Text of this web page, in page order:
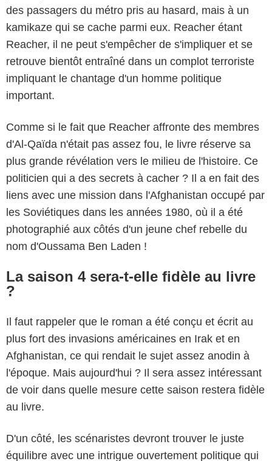
des passagers du métro pris au hasard, mais à un
kamikaze qui se cache parmi eux. Reacher étant
Reacher, il ne peut s'empêcher de s'impliquer et se
retrouve bientôt entraîné dans un complot terroriste
impliquant le chantage d'un homme politique
important.
Comme si le fait que Reacher affronte des membres
d'Al-Qaïda n'était pas assez fou, le livre réserve sa
plus grande révélation vers le milieu de l'histoire. Ce
politicien qui a des secrets à cacher ? Il a en fait des
liens avec une mission dans l'Afghanistan occupé par
les Soviétiques dans les années 1980, où il a été
photographié aux côtés d'un jeune chef rebelle du
nom d'Oussama Ben Laden !
La saison 4 sera-t-elle fidèle au livre
?
Il faut rappeler que le roman a été conçu et écrit au
plus fort des invasions américaines en Irak et en
Afghanistan, ce qui rendait le sujet assez anodin à
l'époque. Mais aujourd'hui ? Il sera assez intéressant
de voir dans quelle mesure cette saison restera fidèle
au livre.
D'un côté, les scénaristes devront trouver le juste
équilibre avec une intrigue ouvertement politique qui